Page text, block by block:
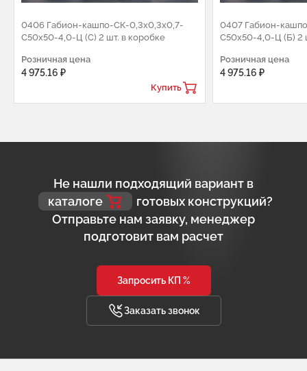
0406 Габион-кашпо-СК-0,3х0,3х0,7-
С50х50-4,0-Ц (С) 2 шт. в коробке
Розничная цена
4 975.16 ₽
Купить
0407 Габион-
С50х50-4,0-Ц (Б) 2
Розничная цена
4 975.16 ₽
Не нашли подходящий вариант в
каталоге
готовых конструкций?
Отправьте нам заявку, менеджер
подготовит вам расчет
Запросить КП %
Заказать звонок